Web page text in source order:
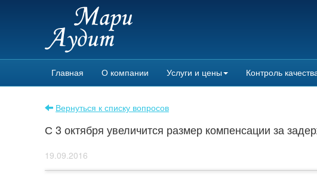
Главная О компании Услуги и цены Контроль
Вернуться к списку вопросов
С 3 октября увеличится размер компенсации за
19.09.2016